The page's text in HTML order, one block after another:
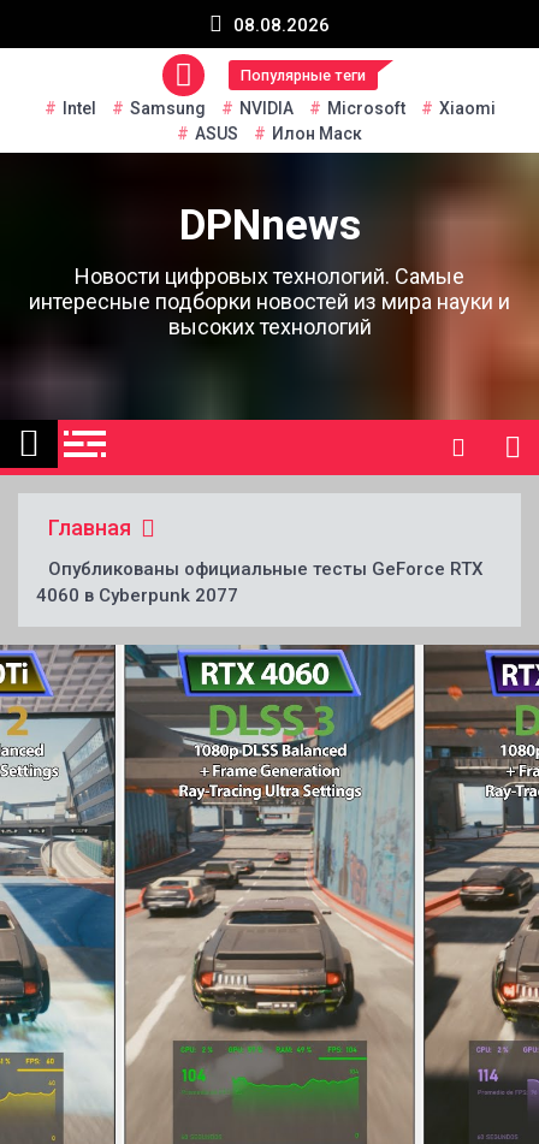
08.08.2026
Популярные теги
Intel Samsung NVIDIA Microsoft
Xiaomi
ASUS
Илон Маск
DPNnews
Новости цифровых технологий. Самые
интересные подборки новостей из мира науки и
высоких технологий
Главная
Опубликованы официальные тесты GeForce RTX
4060 в Cyberpunk 2077